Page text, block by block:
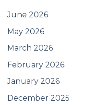
June 2026
May 2026
March 2026
February 2026
January 2026
December 2025